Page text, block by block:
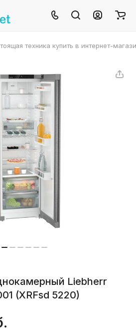
техника купить в интернет-
Liebherr
(XRFsd 5220)